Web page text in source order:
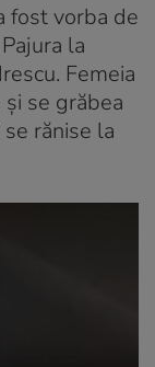
fost vorba de
la
Femeia
se grăbea
rănise la